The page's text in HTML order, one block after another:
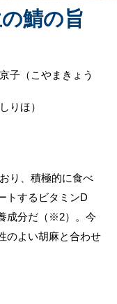
鯖の旨
子（こやまきょう
りほ）
り、積極的に食べ
トするビタミンD
成分だ（※2）。今
のよい胡麻と合わせ